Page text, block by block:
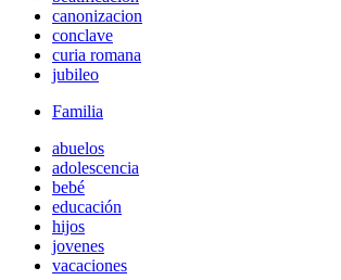
canonizacion
conclave
curia romana
jubileo
Familia
abuelos
adolescencia
bebé
educación
hijos
jovenes
vacaciones